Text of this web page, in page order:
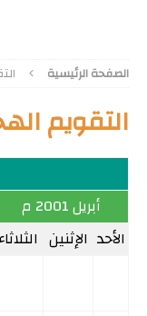
الصفحة الرئيسية
التقويم
أبريل 2001 م
الأحد الإثنين